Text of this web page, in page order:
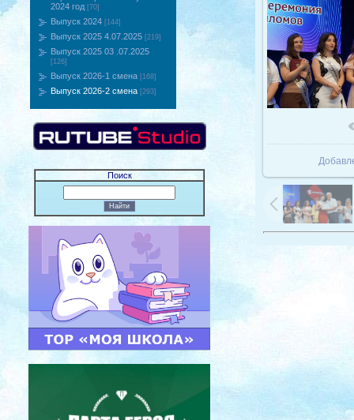
2024 год [70]
Выпуск 2024 [144]
Выпуск 2025 4.07.2025 [219]
Выпуск 2025 03 .07.2025
[126]
Выпуск 2026-1 смена [168]
Выпуск 2026-2 смена [293]
Поиск
В